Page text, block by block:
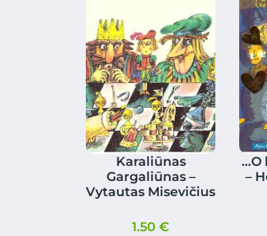
Karaliūnas
Gargaliūnas –
Vytautas Misevičius
1.50€
…O
–